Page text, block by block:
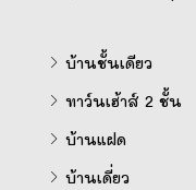
บ้านชั้นเดียว
ทาว์นเฮ้าส์ 2 ชั้น
บ้านแฝด
บ้านเดี่ยว